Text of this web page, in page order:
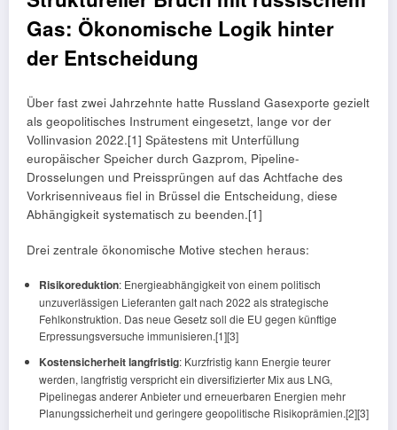
Gas: Ökonomische Logik hinter
der Entscheidung
Über fast zwei Jahrzehnte hatte Russland Gasexporte gezielt
als geopolitisches Instrument eingesetzt, lange vor der
Vollinvasion 2022.[1] Spätestens mit Unterfüllung
europäischer Speicher durch Gazprom, Pipeline-
Drosselungen und Preissprüngen auf das Achtfache des
Vorkrisenniveaus fiel in Brüssel die Entscheidung, diese
Abhängigkeit systematisch zu beenden.[1]
Drei zentrale ökonomische Motive stechen heraus:
Risikoreduktion: Energieabhängigkeit von einem politisch
unzuverlässigen Lieferanten galt nach 2022 als strategische
Fehlkonstruktion. Das neue Gesetz soll die EU gegen künftige
Erpressungsversuche immunisieren.[1][3]
Kostensicherheit langfristig: Kurzfristig kann Energie teurer
werden, langfristig verspricht ein diversifizierter Mix aus LNG,
Pipelinegas anderer Anbieter und erneuerbaren Energien mehr
Planungssicherheit und geringere geopolitische Risikoprämien.[2][3]